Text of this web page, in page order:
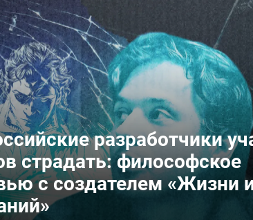
разработчики
страдать: философское
с создателем «Жизни